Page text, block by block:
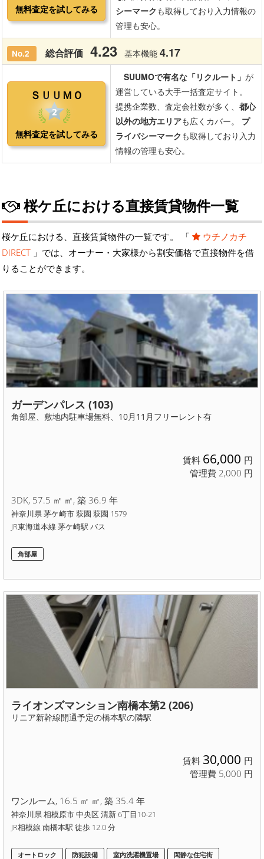
桜ケ丘における直接賃貸物件一覧
桜ケ丘における、直接賃貸物件の一覧です。 「
ウチノカチ
DIRECT 」では、オーナー・大家様から割安価格で直接物件を借
りることができます。
ガーデンパレス (103)
角部屋、敷地内駐車場無料、10月11月フリーレント有
賃料 66,000 円
管理費 2,000 円
3DK, 57.5 ㎡ ㎡, 築 36.9 年
神奈川県 茅ケ崎市 萩園 萩園 1579
JR東海道本線 茅ケ崎駅 バス
角部屋
ライオンズマンション南橋本第2 (206)
リニア新幹線開通予定の橋本駅の隣駅
賃料 30,000 円
管理費 5,000 円
ワンルーム, 16.5 ㎡ ㎡, 築 35.4 年
神奈川県 相模原市 中央区 清新 6丁目10-21
JR相模線 南橋本駅 徒歩 12.0 分
オートロック 防犯設備 室内洗濯機置場 閑静な住宅街